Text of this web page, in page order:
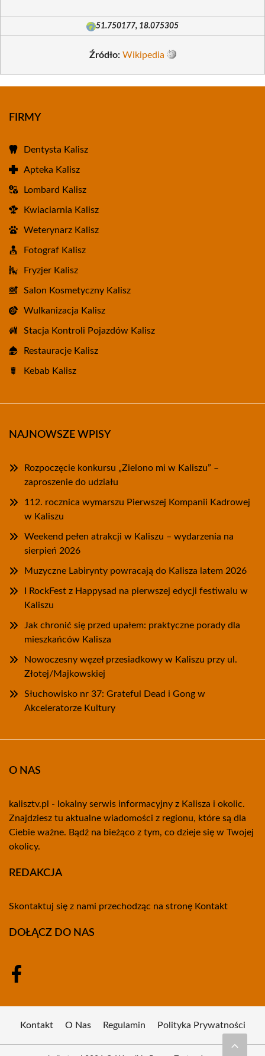
51.750177, 18.075305
Źródło: Wikipedia
FIRMY
Dentysta Kalisz
Apteka Kalisz
Lombard Kalisz
Kwiaciarnia Kalisz
Weterynarz Kalisz
Fotograf Kalisz
Fryzjer Kalisz
Salon Kosmetyczny Kalisz
Wulkanizacja Kalisz
Stacja Kontroli Pojazdów Kalisz
Restauracje Kalisz
Kebab Kalisz
NAJNOWSZE WPISY
Rozpoczęcie konkursu „Zielono mi w Kaliszu” –
zaproszenie do udziału
112. rocznica wymarszu Pierwszej Kompanii Kadrowej
w Kaliszu
Weekend pełen atrakcji w Kaliszu – wydarzenia na
sierpień 2026
Muzyczne Labirynty powracają do Kalisza latem 2026
I RockFest z Happysad na pierwszej edycji festiwalu w
Kaliszu
Jak chronić się przed upałem: praktyczne porady dla
mieszkańców Kalisza
Nowoczesny węzeł przesiadkowy w Kaliszu przy ul.
Złotej/Majkowskiej
Słuchowisko nr 37: Grateful Dead i Gong w
Akceleratorze Kultury
O NAS
kalisztv.pl - lokalny serwis informacyjny z Kalisza i okolic.
Znajdziesz tu aktualne wiadomości z regionu, które są dla
Ciebie ważne. Bądź na bieżąco z tym, co dzieje się w Twojej
okolicy.
REDAKCJA
Skontaktuj się z nami przechodząc na stronę Kontakt
DOŁĄCZ DO NAS
Kontakt O Nas Regulamin Polityka Prywatności